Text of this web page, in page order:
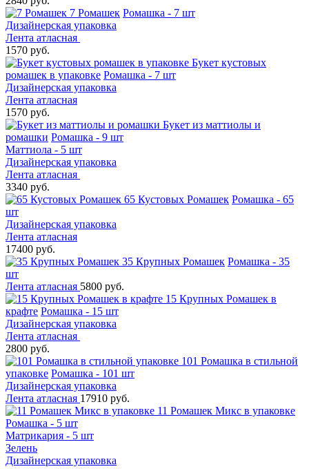
7 Ромашек Ромашка - 7 шт
Дизайнерская упаковка
Лента атласная
1570 руб.
Букет кустовых
ромашек в упаковке Ромашка - 7 шт
Дизайнерская упаковка
Лента атласная
1570 руб.
Букет из маттиолы и
ромашки Ромашка - 9 шт
Маттиола - 5 шт
Дизайнерская упаковка
Лента атласная
3340 руб.
65 Кустовых Ромашек Ромашка - 65
шт
Дизайнерская упаковка
Лента атласная
17400 руб.
35 Крупных Ромашек Ромашка - 35
шт
Лента атласная 5800 руб.
15 Крупных Ромашек в
крафте Ромашка - 15 шт
Дизайнерская упаковка
Лента атласная
2800 руб.
101 Ромашка в стильной
упаковке Ромашка - 101 шт
Дизайнерская упаковка
Лента атласная 17910 руб.
11 Ромашек Микс в упаковке
Ромашка - 5 шт
Матрикария - 5 шт
Зелень
Дизайнерская упаковка